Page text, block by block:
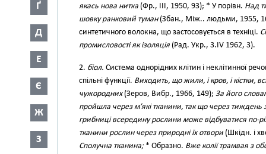
Ґ
Д
Е
Є
Ж
З
якась нова нитка (Фр., III, 1950, 93); * У порівн. Над
шовку ранковий туман(Збан., Між.. людьми, 1955,
синтетичного волокна, що застосовується в техніці.
промисловості як ізоляція (Рад. Укр., 3.ІV 1962, 3).
2. біол. Система однорідних клітин і неклітинної
спільні функції. Виходить, що жили, і кров, і кістки,
чужородних(Зеров, Вибр., 1966, 149); За його
пройшла через м’які тканини, так що через тиждень
грибниці всередину рослини може відбуватися по-
тканини рослин через природні їх отвори (Шкідн. і
Сполучна тканина; * Образно. Вже колії трамвая з